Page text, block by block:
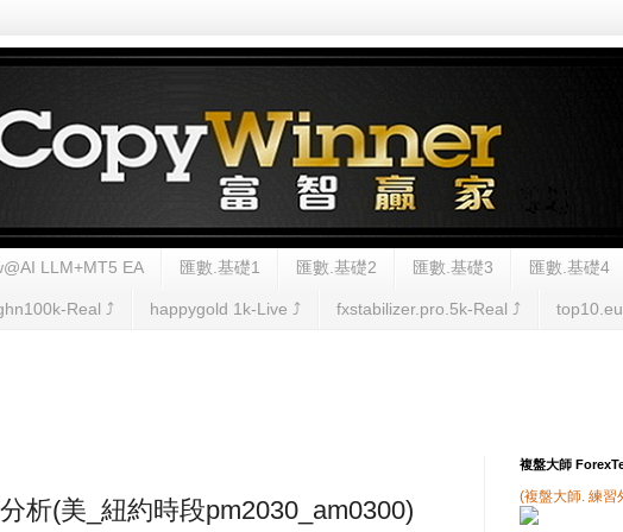
LLM+MT5 EA 匯數.基礎1 匯數.基礎2 匯數.基礎3 匯數.基礎4
Real ⤴︎ happygold 1k-Live ⤴︎ fxstabilizer.pro.5k-Real ⤴︎
析(美_紐約時段pm2030_am0300)
複盤大師
(複盤大師. 練習